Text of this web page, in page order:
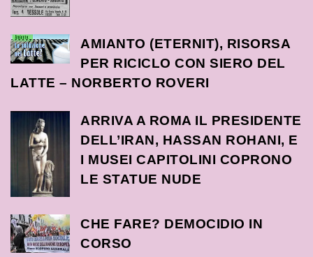
AMIANTO (ETERNIT), RISORSA
PER RICICLO CON SIERO DEL
LATTE – NORBERTO ROVERI
ARRIVA A ROMA IL PRESIDENTE
DELL’IRAN, HASSAN ROHANI, E
I MUSEI CAPITOLINI COPRONO
LE STATUE NUDE
CHE FARE? DEMOCIDIO IN
CORSO